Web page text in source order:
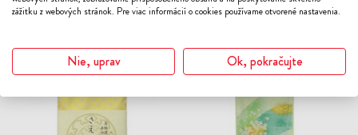
ODOBER
ZOZNAMU
zážitku z webových stránok. Pre viac informácií o cookies používame otvorené nastavenia.
Nie, uprav Ok, pokračujte